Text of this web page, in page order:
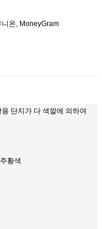
니온, MoneyGram
단지가 다 색깔에 의하여
황색